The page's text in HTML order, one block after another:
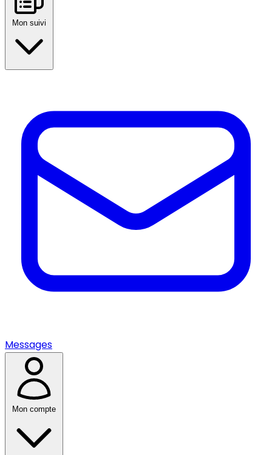
Mon suivi
Messages
Mon compte